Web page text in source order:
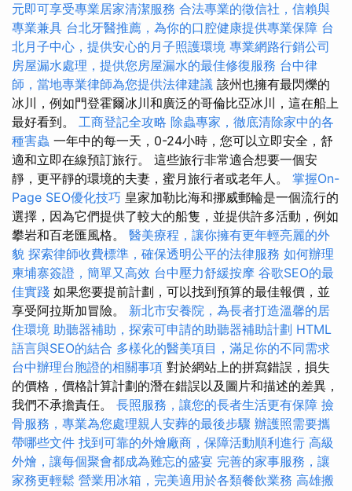
元即可享受專業居家清潔服務 合法專業的徵信社，信賴與
專業兼具 台北牙醫推薦，為你的口腔健康提供專業保障 台
北月子中心，提供安心的月子照護環境 專業網路行銷公司
房屋漏水處理，提供您房屋漏水的最佳修復服務 台中律
師，當地專業律師為您提供法律建議 該州也擁有最閃爍的
冰川，例如門登霍爾冰川和廣泛的哥倫比亞冰川，這在船上
最好看到。 工商登記全攻略 除蟲專家，徹底清除家中的各
種害蟲 一年中的每一天，0-24小時，您可以立即安全，舒
適和立即在線預訂旅行。 這些旅行非常適合想要一個安
靜，更平靜的環境的夫妻，蜜月旅行者或老年人。 掌握On-
Page SEO優化技巧 皇家加勒比海和挪威郵輪是一個流行的
選擇，因為它們提供了較大的船隻，並提供許多活動，例如
攀岩和百老匯風格。 醫美療程，讓你擁有更年輕亮麗的外
貌 探索律師收費標準，確保透明公平的法律服務 如何辦理
柬埔寨簽證，簡單又高效 台中壓力舒緩按摩 谷歌SEO的最
佳實踐 如果您要提前計劃，可以找到預算的最佳報價，並
享受阿拉斯加冒險。 新北市安養院，為長者打造溫馨的居
住環境 助聽器補助，探索可申請的助聽器補助計劃 HTML
語言與SEO的結合 多樣化的醫美項目，滿足你的不同需求
台中辦理台胞證的相關事項 對於網站上的拼寫錯誤，損失
的價格，價格計算計劃的潛在錯誤以及圖片和描述的差異，
我們不承擔責任。 長照服務，讓您的長者生活更有保障 撿
骨服務，專業為您處理親人安葬的最後步驟 辦護照需要攜
帶哪些文件 找到可靠的外燴廠商，保障活動順利進行 高級
外燴，讓每個聚會都成為難忘的盛宴 完善的家事服務，讓
家務更輕鬆 營業用冰箱，完美適用於各類餐飲業務 高雄搬